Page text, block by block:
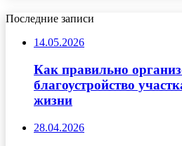
Последние записи
14.05.2026
Как правильно
благоустройство
жизни
28.04.2026